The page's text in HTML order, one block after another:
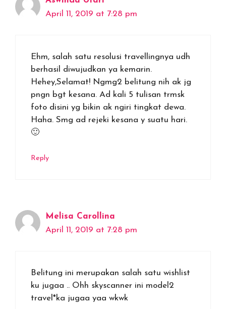
April 11, 2019 at 7:28 pm
Ehm, salah satu resolusi travellingnya udh
berhasil diwujudkan ya kemarin.
Hehey,Selamat! Ngmg2 belitung nih ak jg
pngn bgt kesana. Ad kali 5 tulisan trmsk
foto disini yg bikin ak ngiri tingkat dewa.
Haha. Smg ad rejeki kesana y suatu hari.
🙂
Reply
Melisa Carollina
April 11, 2019 at 7:28 pm
Belitung ini merupakan salah satu wishlist
ku jugaa .. Ohh skyscanner ini model2
travel*ka jugaa yaa wkwk